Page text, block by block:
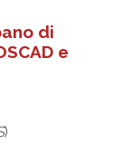
di
e
)